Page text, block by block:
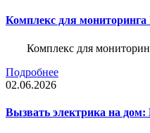
Комплекс для
Комплекс для
Подробнее
02.06.2026
Вызвать электрика на дом: